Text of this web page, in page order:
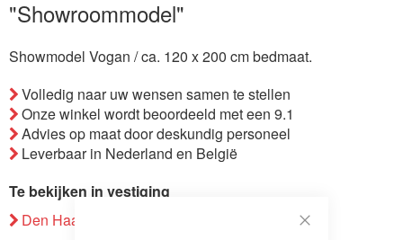
het
van
afbeeldingen-
gallerij
"Showroommodel"
Showmodel Vogan / ca. 120 x 200 cm bedmaat.
Volledig naar uw wensen samen te stellen
Onze winkel wordt beoordeeld met een 9.1
Advies op maat door deskundig personeel
Leverbaar in Nederland en België
Te bekijken in vestiging
Den Haag